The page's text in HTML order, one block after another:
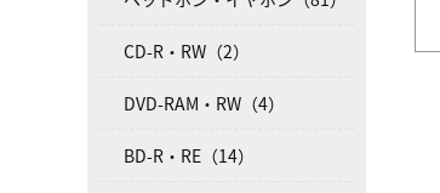
CD-R・RW（2）
DVD-RAM・RW（4）
BD-R・RE（14）